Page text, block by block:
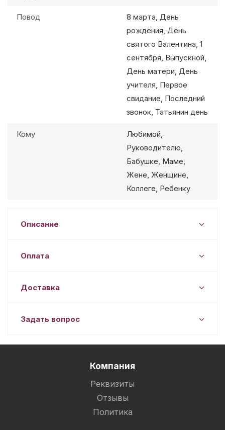
Повод
8 марта, День
рождения, День
святого Валентина, 1
сентября, Выпускной,
День матери, День
учителя, Первое
свидание, Последний
звонок, Татьянин день
Кому
Любимой,
Руководителю,
Бабушке, Маме,
Жене, Женщине,
Коллеге, Ребенку
Описание
Оплата
Доставка
Задать вопрос
Компания
Реквизиты
Отзывы
Политика